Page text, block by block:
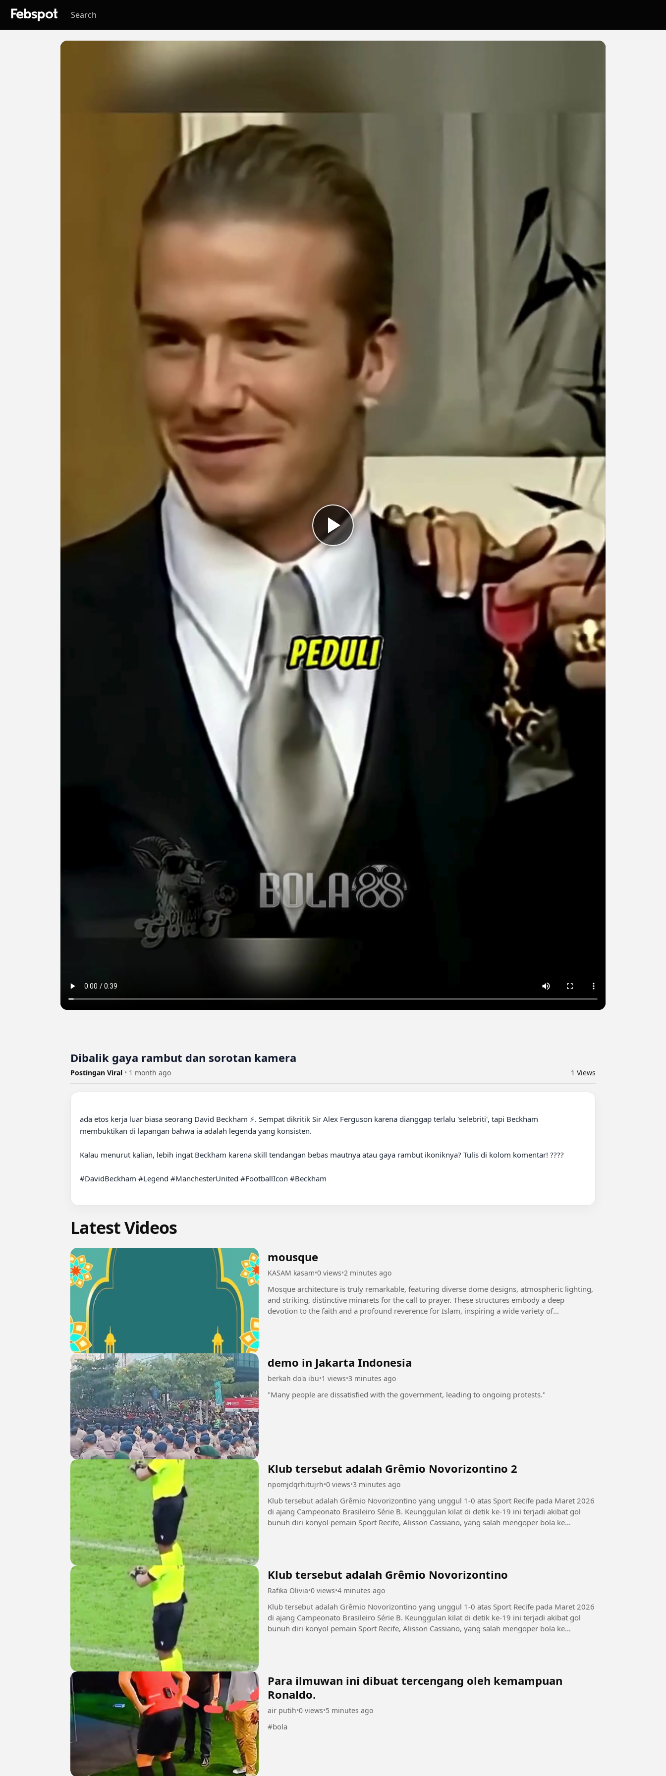
Dibalik gaya rambut dan sorotan kamera
Postingan Viral • 1 month ago 1 Views
ada etos kerja luar biasa seorang David Beckham ⚡️. Sempat dikritik Sir Alex Ferguson karena dianggap terlalu 'selebriti', tapi Beckham
membuktikan di lapangan bahwa ia adalah legenda yang konsisten.
Kalau menurut kalian, lebih ingat Beckham karena skill tendangan bebas mautnya atau gaya rambut ikoniknya? Tulis di kolom komentar! ????
#DavidBeckham #Legend #ManchesterUnited #FootballIcon #Beckham
Latest Videos
mousque
KASAM kasam•0 views•2 minutes ago
Mosque architecture is truly remarkable, featuring diverse dome designs, atmospheric lighting,
and striking, distinctive minarets for the call to prayer. These structures embody a deep
devotion to the faith and a profound reverence for Islam, inspiring a wide variety of
demo in Jakarta Indonesia
berkah do'a ibu•1 views•3 minutes ago
"Many people are dissatisfied with the government, leading to ongoing protests."
Klub tersebut adalah Grêmio Novorizontino 2
npomjdqrhitujrh•0 views•3 minutes ago
Klub tersebut adalah Grêmio Novorizontino yang unggul 1-0 atas Sport Recife pada Maret 2026
di ajang Campeonato Brasileiro Série B. Keunggulan kilat di detik ke-19 ini terjadi akibat gol
bunuh diri konyol pemain Sport Recife, Alisson Cassiano, yang salah mengoper bola ke
Klub tersebut adalah Grêmio Novorizontino
Rafika Olivia•0 views•4 minutes ago
Klub tersebut adalah Grêmio Novorizontino yang unggul 1-0 atas Sport Recife pada Maret 2026
di ajang Campeonato Brasileiro Série B. Keunggulan kilat di detik ke-19 ini terjadi akibat gol
bunuh diri konyol pemain Sport Recife, Alisson Cassiano, yang salah mengoper bola ke
Para ilmuwan ini dibuat tercengang oleh kemampuan
Ronaldo.
air putih•0 views•5 minutes ago
#bola